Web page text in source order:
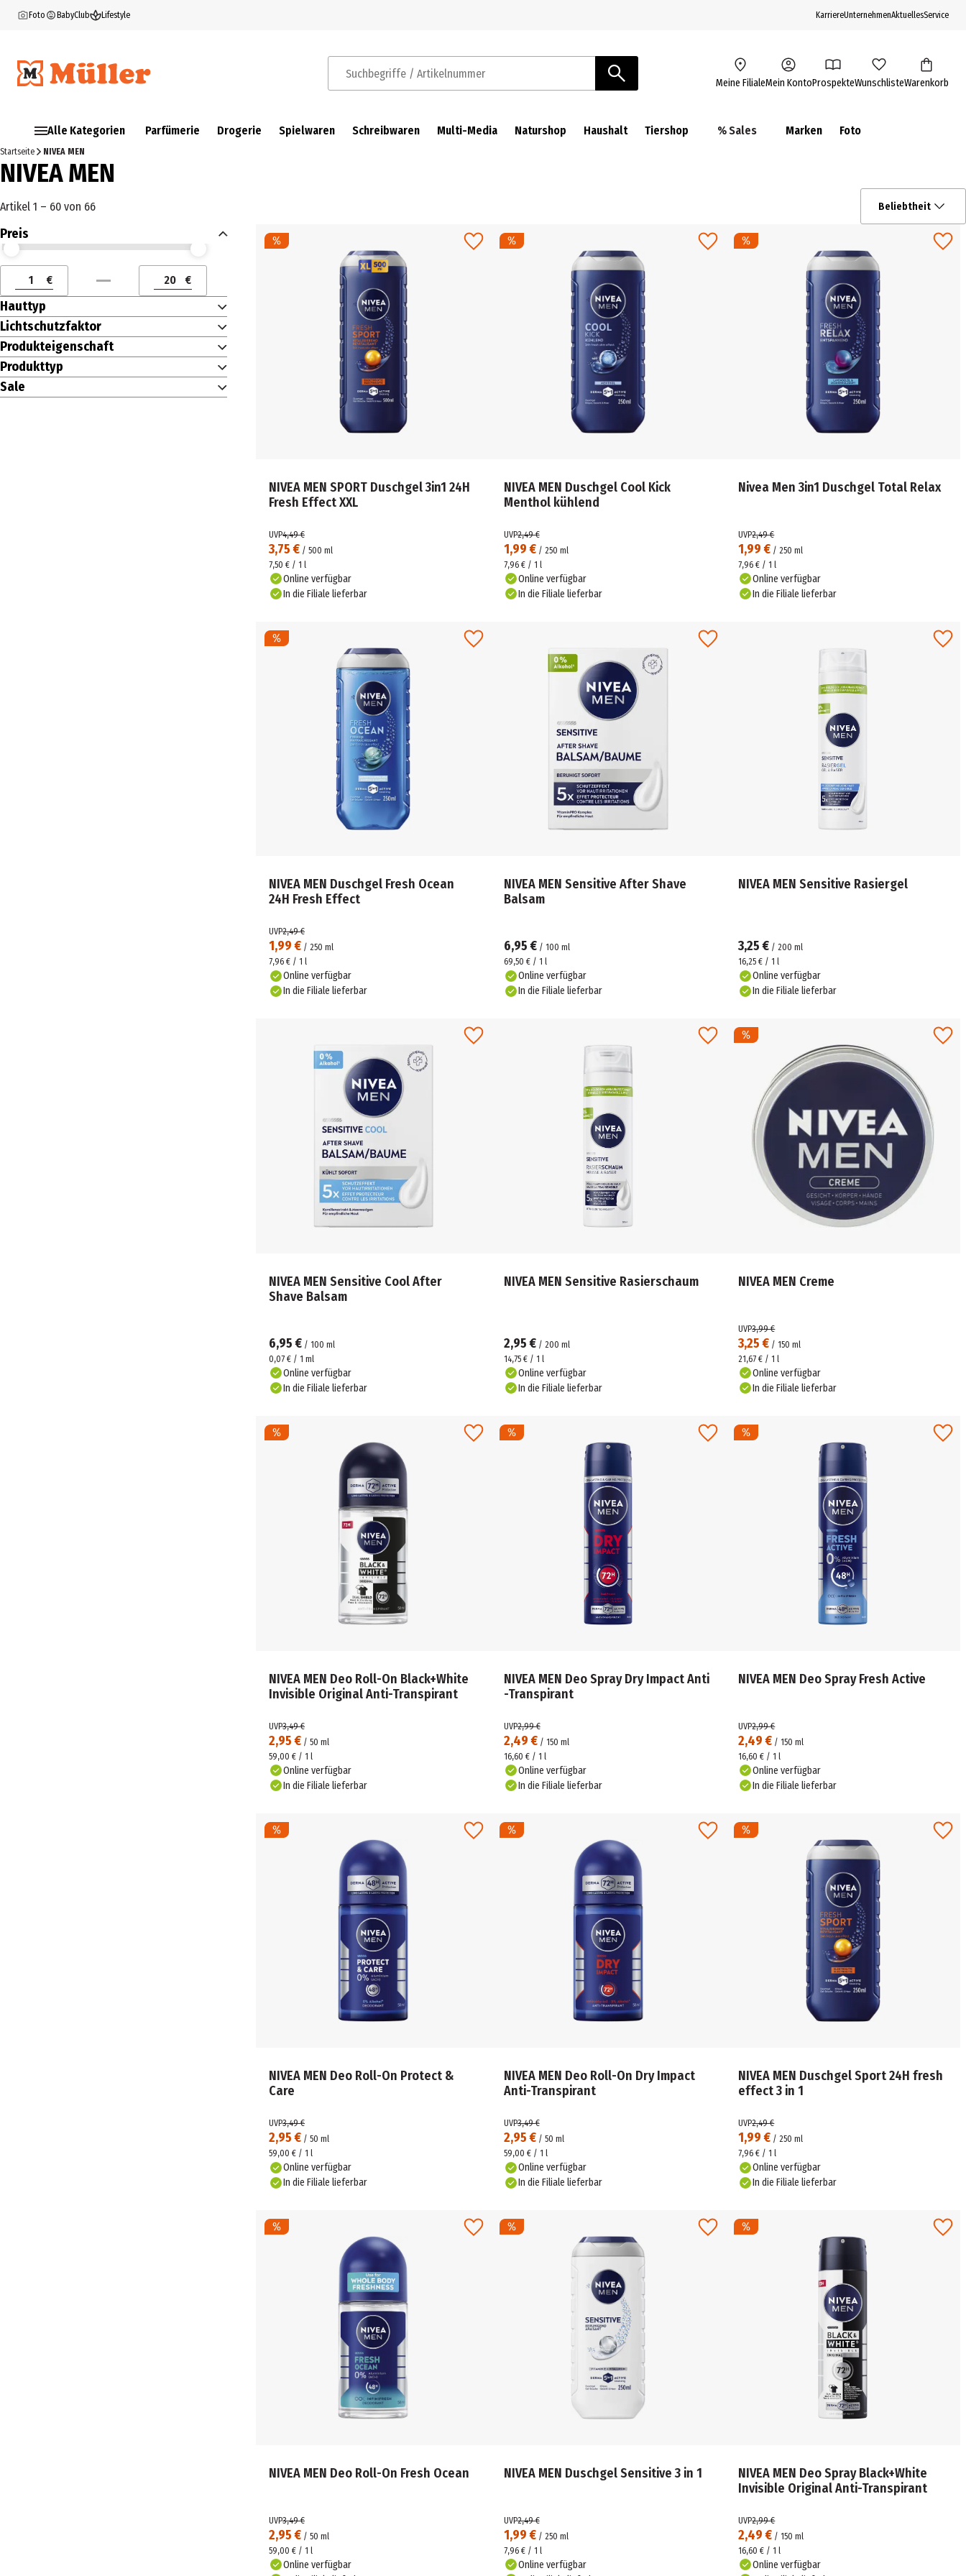
Foto BabyClub Lifestyle KarriereUnternehmenAktuellesService
Suchbegriffe / Artikelnummer Meine FilialeMein KontoProspekteWunschlisteWarenkorb
Alle Kategorien Parfümerie Drogerie Spielwaren Schreibwaren Multi-Media Naturshop Haushalt Tiershop % Sales Marken Foto
Startseite NIVEA MEN
NIVEA MEN
Artikel 1 – 60 von 66 Beliebtheit
Preis
Preis (€) ab
Preis (€) bis
Preis (€) ab
€
Preis (€) bis
€
Hauttyp
Lichtschutzfaktor
Produkteigenschaft
Produkttyp
Sale
NIVEA MEN SPORT Duschgel 3in1 24H
Fresh Effect XXL
3,75 € / 500 ml
UVP4,49 €
7,50 € / 1 l
Online verfügbar
In die Filiale lieferbar
NIVEA MEN Duschgel Cool Kick
Menthol kühlend
1,99 €/ 250 ml
UVP2,49 €
7,96 € / 1 l
Online verfügbar
In die Filiale lieferbar
Nivea Men 3in1 Duschgel Total Relax
1,99 € / 250 ml
UVP2,49 €
7,96 € / 1 l
Online verfügbar
In die Filiale lieferbar
NIVEA MEN Duschgel Fresh Ocean
24H Fresh Effect
1,99 € / 250 ml
UVP2,49 €
7,96 € / 1 l
Online verfügbar
In die Filiale lieferbar
NIVEA MEN Sensitive After Shave
Balsam
6,95 €/ 100 ml
69,50 € / 1 l
Online verfügbar
In die Filiale lieferbar
NIVEA MEN Sensitive Rasiergel
3,25 € /200 ml
16,25 € / 1 l
Online verfügbar
In die Filiale lieferbar
NIVEA MEN Sensitive Cool After
Shave Balsam
6,95 € / 100 ml
0,07 € / 1 ml
Online verfügbar
In die Filiale lieferbar
NIVEA MEN Sensitive Rasierschaum
2,95 €/ 200 ml
14,75 € / 1 l
Online verfügbar
In die Filiale lieferbar
NIVEA MEN Creme
3,25 € / 150 ml
UVP3,99 €
21,67 € / 1 l
Online verfügbar
In die Filiale lieferbar
NIVEA MEN Deo Roll-On Black+White
Invisible Original Anti-Transpirant
2,95 € / 50 ml
UVP3,49 €
59,00 € / 1 l
Online verfügbar
In die Filiale lieferbar
NIVEA MEN Deo Spray Dry Impact Anti
-Transpirant
2,49 €/ 150 ml
UVP2,99 €
16,60 € / 1 l
Online verfügbar
In die Filiale lieferbar
NIVEA MEN Deo Spray Fresh Active
2,49 € / 150 ml
UVP2,99 €
16,60 € / 1 l
Online verfügbar
In die Filiale lieferbar
NIVEA MEN Deo Roll-On Protect &
Care
2,95 € / 50 ml
UVP3,49 €
59,00 € / 1 l
Online verfügbar
In die Filiale lieferbar
NIVEA MEN Deo Roll-On Dry Impact
Anti-Transpirant
2,95 €/ 50 ml
UVP3,49 €
59,00 € / 1 l
Online verfügbar
In die Filiale lieferbar
NIVEA MEN Duschgel Sport 24H fresh
effect 3 in 1
1,99 € /250 ml
UVP2,49 €
7,96 € / 1 l
Online verfügbar
In die Filiale lieferbar
NIVEA MEN Deo Roll-On Fresh Ocean
2,95 € / 50 ml
UVP3,49 €
59,00 € / 1 l
Online verfügbar
NIVEA MEN Duschgel Sensitive 3 in 1
1,99 €/ 250 ml
UVP2,49 €
7,96 € / 1 l
Online verfügbar
NIVEA MEN Deo Spray Black+White
Invisible Original Anti-Transpirant
2,49 € / 150 ml
UVP2,99 €
16,60 € / 1 l
Online verfügbar